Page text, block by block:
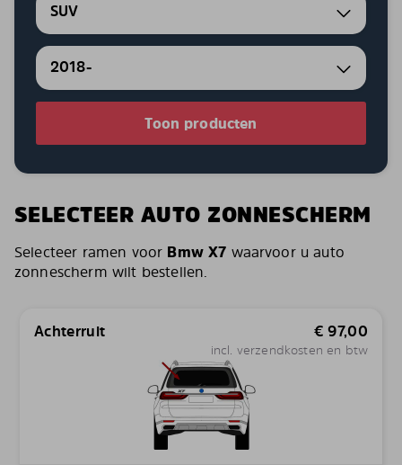
SUV
2018-
Toon producten
SELECTEER AUTO ZONNESCHERM
Selecteer ramen voor Bmw X7 waarvoor u auto
zonnescherm wilt bestellen.
Achterruit € 97,00
incl. verzendkosten en btw